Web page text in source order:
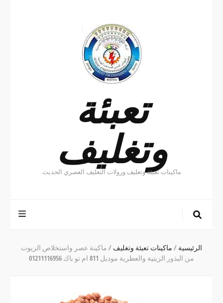
تعبئة
وتغليف
ماكينات تعبئة وتغليف ورولات التغليف العصري الحديث
الرئيسية / ماكينات تعبئة وتغليف / ماكينة عصر واستخلاص الزيوت
من البذور الزيتية والعطرية موديل 811 ام تو باك 01211116956